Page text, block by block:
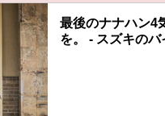
最後のナナハン4
を。 - スズキのバ